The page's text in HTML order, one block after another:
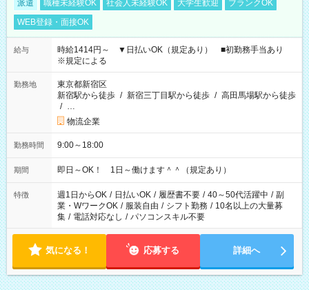
派遣 職種未経験OK 社会人未経験OK 大学生歓迎
ブランクOK
WEB登録・面接OK
給与
時給1414円～ ▼日払いOK（規定あり） ■初勤務手当あり
※規定による
勤務地
東京都新宿区
新宿駅から徒歩 / 新宿三丁目駅から徒歩 / 高田馬場駅から徒歩
/ …
物流企業
勤務時間 9:00～18:00
期間 即日～OK！ 1日～働けます＾＾（規定あり）
特徴 週1日からOK / 日払いOK / 履歴書不要 / 40～50代活躍中 / 副
業・WワークOK / 服装自由 / シフト勤務 / 10名以上の大量募
集 / 電話対応なし / パソコンスキル不要
気になる！ 応募する 詳細へ